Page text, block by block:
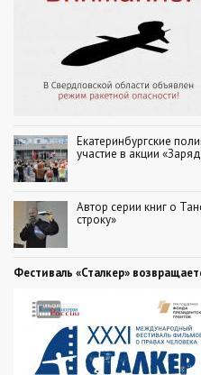
Екатеринбургские
участие в акции
Автор серии книг о
строку»
Фестиваль «Сталкер»